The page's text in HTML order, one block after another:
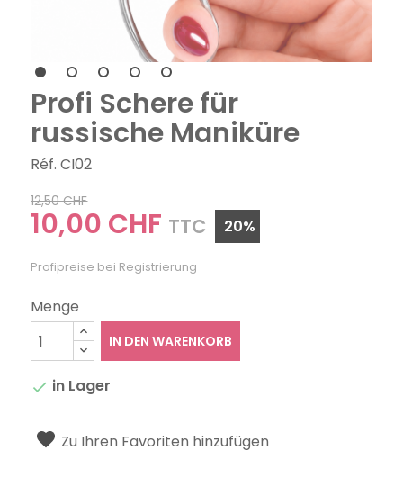
Profi Schere für
russische Maniküre
Réf. CI02
12,50 CHF
10,00 CHF TTC 20%
Profipreise bei Registrierung
Menge
IN DEN WARENKORB
 in Lager
Zu Ihren Favoriten hinzufügen